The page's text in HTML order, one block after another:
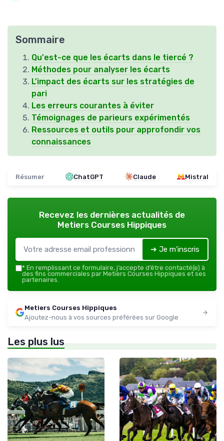
Sommaire
Qu'est-ce que les écarts dans le tiercé ?
Méthodes pour analyser les écarts
L'impact des écarts sur les stratégies de
pari
Les erreurs courantes à éviter
Témoignages de parieurs expérimentés
Ressources et outils pour approfondir vos
connaissances
Résumer ChatGPT Claude Mistral
Recevez les dernières actualités de
Metiers Courses Hippiques
➔ Je m'inscris
* En remplissant ce formulaire, j’accepte d’être contacté(e) à
des fins commerciales par Metiers Courses Hippiques et ses
partenaires.
Metiers Courses Hippiques
Ajoutez-nous à vos sources préférées sur Google
Les plus lus